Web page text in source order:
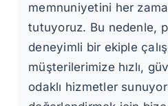
memnuniyetini her
tutuyoruz. Bu nedenle,
deneyimli bir ekiple
müşterilerimize hızlı,
odaklı hizmetler